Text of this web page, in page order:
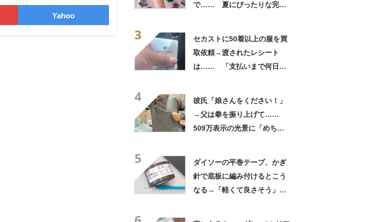
Yahoo
で…… 夏にぴったりな完成
3
セカストに50着以上の服を買
取依頼→渡されたレシート
は…… 「支払いまで何日か
4
彼氏「娘さんをください！」
→父は拳を振り上げて……
509万表示の光景に「めちゃ
5
ダイソーの平巻テープ、かぎ
針で底板に編み付けるとこう
なる→「軽くて良さそう」